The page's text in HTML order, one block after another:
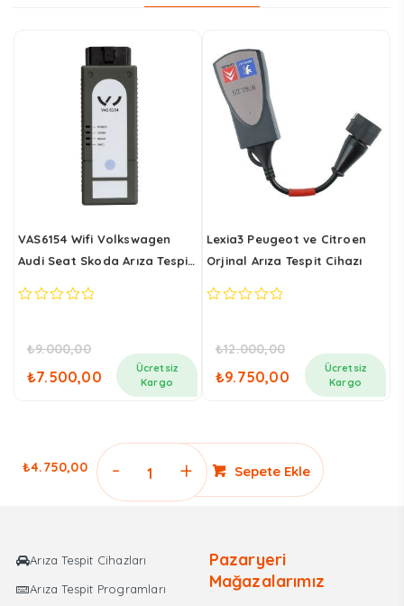
VAS6154 Wifi Volkswagen
Audi Seat Skoda Arıza Tespit
₺9.000,00
Orijinal
fiyat:
₺7.500,00Şu
andaki
₺7.500,00.
Ücretsiz
Kargo
Lexia3 Peugeot ve Citroen
Orjinal Arıza Tespit Cihazı
₺12.000,00
Orijinal
fiyat:
₺9.750,00Şu
andaki
Ücretsiz
Kargo
₺4.750,00
AUTEL
ve
Kontrol
Sepete Ekle
Arıza Tespit Cihazları
Arıza Tespit Programları
Pazaryeri
Mağazalarımız